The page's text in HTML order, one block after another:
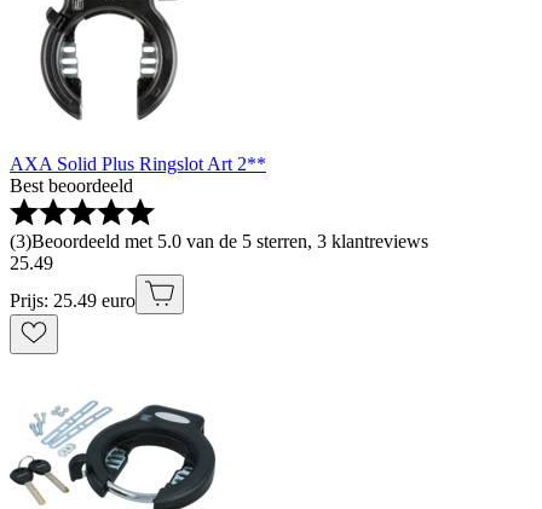
AXA Solid Plus Ringslot Art 2**
Best beoordeeld
(3)Beoordeeld met 5.0 van de 5 sterren, 3 klantreviews
25.49
Prijs: 25.49 euro